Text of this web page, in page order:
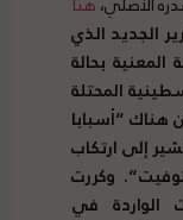
الجديد الذي
المعنية بحالة
المحتلة
هناك“أسبابا
إلى ارتكاب
“. وكررت
الواردة في